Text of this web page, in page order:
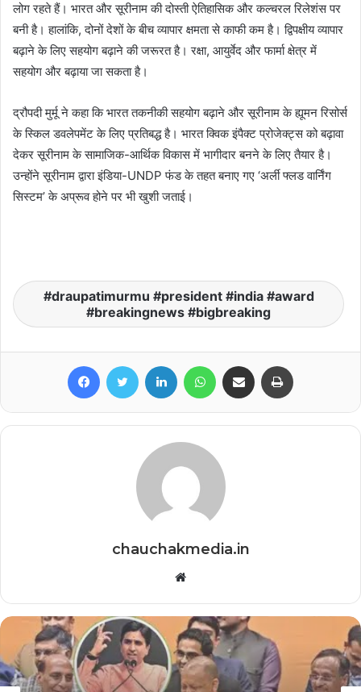
लोग रहते हैं। भारत और सूरीनाम की दोस्ती ऐतिहासिक और कल्चरल रिलेशंस पर
बनी है। हालांकि, दोनों देशों के बीच व्यापार क्षमता से काफी कम है। द्विपक्षीय व्यापार
बढ़ाने के लिए सहयोग बढ़ाने की जरूरत है। रक्षा, आयुर्वेद और फार्मा क्षेत्र में
सहयोग और बढ़ाया जा सकता है।
द्रौपदी मुर्मू ने कहा कि भारत तकनीकी सहयोग बढ़ाने और सूरीनाम के ह्यूमन रिसोर्स
के स्किल डवलेपमेंट के लिए प्रतिबद्ध है। भारत क्विक इंपैक्ट प्रोजेक्ट्स को बढ़ावा
देकर सूरीनाम के सामाजिक-आर्थिक विकास में भागीदार बनने के लिए तैयार है।
उन्होंने सूरीनाम द्वारा इंडिया-UNDP फंड के तहत बनाए गए ‘अर्ली फ्लड वार्निंग
सिस्टम’ के अप्रूव होने पर भी खुशी जताई।
draupatimurmu #president #india #award
#breakingnews #bigbreaking
FacebookTwitter LinkedIn WhatsAppShare via Email
chauchakmedia.in
Website